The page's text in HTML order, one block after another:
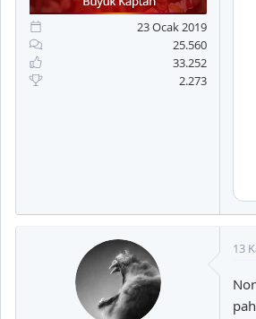
23 Ocak 2019
25.560
33.252
2.273
13